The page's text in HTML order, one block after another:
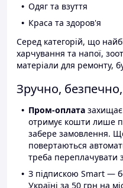
Одяг та взуття
Краса та здоров'я
Серед категорій, що
харчування та напої,
матеріали для ремонту,
Зручно,
Пром-оплата
отримує кошти лише
забере замовлення.
повертаються
треба переплачувати
З підпискою Smart —
Україні за 50 грн на